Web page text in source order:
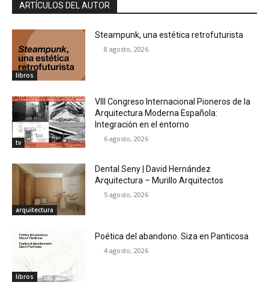
ARTÍCULOS DEL AUTOR
libros
Steampunk, una estética retrofuturista
8 agosto, 2026
tv
VIII Congreso Internacional Pioneros de la
Arquitectura Moderna Española:
Integración en el entorno
6 agosto, 2026
arquitectura
Dental Seny | David Hernández
Arquitectura – Murillo Arquitectos
5 agosto, 2026
libros
Poética del abandono. Siza en Panticosa
4 agosto, 2026